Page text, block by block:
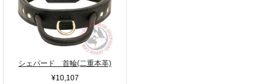
シェパード 首輪(二重本革)
¥10,107